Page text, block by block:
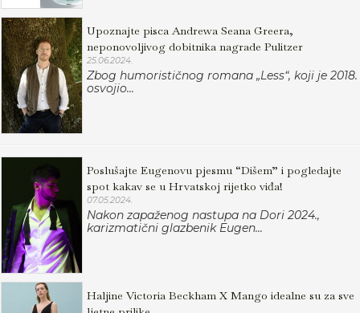
Upoznajte pisca Andrewa Seana Greera,
neponovoljivog dobitnika nagrade Pulitzer
25.06.2024.
Zbog humorističnog romana „Less“, koji je 2018.
osvojio...
Poslušajte Eugenovu pjesmu “Dišem” i pogledajte
spot kakav se u Hrvatskoj rijetko viđa!
07.05.2024.
Nakon zapaženog nastupa na Dori 2024.,
karizmatični glazbenik Eugen...
Haljine Victoria Beckham X Mango idealne su za sve